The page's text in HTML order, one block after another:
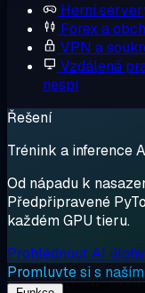
Herní
Forex a
VPN a
Vzdálená
nespí
Řešení
Trénink a inference
Od nápadu k
Předpřipravené
každém GPU tieru.
Prohlédnout AI
Promluvte si s